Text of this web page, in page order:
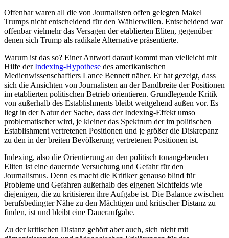
Offenbar waren all die von Journalisten offen gelegten Makel
Trumps nicht entscheidend für den Wählerwillen. Entscheidend war
offenbar vielmehr das Versagen der etablierten Eliten, gegenüber
denen sich Trump als radikale Alternative präsentierte.
Warum ist das so? Einer Antwort darauf kommt man vielleicht mit
Hilfe derIndexing-Hypothese des amerikanischen
Medienwissenschaftlers Lance Bennett näher. Er hat gezeigt, dass
sich die Ansichten von Journalisten an der Bandbreite der Positionen
im etablierten politischen Betrieb orientieren. Grundlegende Kritik
von außerhalb des Establishments bleibt weitgehend außen vor. Es
liegt in der Natur der Sache, dass der Indexing-Effekt umso
problematischer wird, je kleiner das Spektrum der im politischen
Establishment vertretenen Positionen und je größer die Diskrepanz
zu den in der breiten Bevölkerung vertretenen Positionen ist.
Indexing, also die Orientierung an den politisch tonangebenden
Eliten ist eine dauernde Versuchung und Gefahr für den
Journalismus. Denn es macht die Kritiker genauso blind für
Probleme und Gefahren außerhalb des eigenen Sichtfelds wie
diejenigen, die zu kritisieren ihre Aufgabe ist. Die Balance zwischen
berufsbedingter Nähe zu den Mächtigen und kritischer Distanz zu
finden, ist und bleibt eine Daueraufgabe.
Zu der kritischen Distanz gehört aber auch, sich nicht mit